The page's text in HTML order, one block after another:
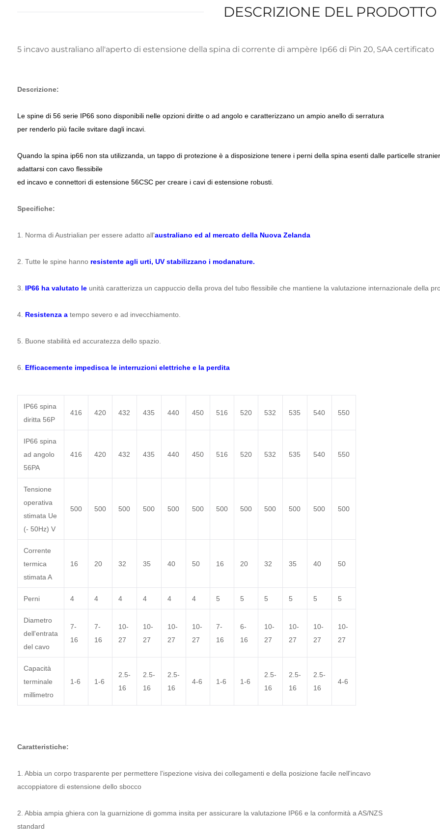
DESCRIZIONE DEL PRODOTTO
5 incavo australiano all'aperto di estensione della spina di corrente di ampère Ip66 di Pin 20, SAA certificato
Descrizione:
Le spine di 56 serie IP66 sono disponibili nelle opzioni diritte o ad angolo e caratterizzano un ampio anello di serratura
per renderlo più facile svitare dagli incavi.
Quando la spina ip66 non sta utilizzanda, un tappo di protezione è a disposizione tenere i perni della spina esenti dalle particelle
adattarsi con cavo flessibile
ed incavo e connettori di estensione 56CSC per creare i cavi di estensione robusti.
Specifiche:
1. Norma di Austrialian per essere adatto all'australiano ed al mercato della Nuova Zelanda
2. Tutte le spine hanno resistente agli urti, UV stabilizzano i modanature.
3. IP66 ha valutato le unità caratterizza un cappuccio della prova del tubo flessibile che mantiene la valutazione internazionale della
4. Resistenza a tempo severo e ad invecchiamento.
5. Buone stabilità ed accuratezza dello spazio.
6. Efficacemente impedisca le interruzioni elettriche e la perdita
IP66 spina
diritta 56P
416 420 432 435 440 450 516 520 532 535 540 550
IP66 spina
ad angolo
56PA
416 420 432 435 440 450 516 520 532 535 540 550
Tensione
operativa
stimata Ue
(- 50Hz) V
500 500 500 500 500 500 500 500 500 500 500 500
Corrente
termica
stimata A
16 20 32 35 40 50 16 20 32 35 40 50
Perni 4 4 4 4 4 4 5 5 5 5 5 5
Diametro
dell'entrata
del cavo
7-
16
7-
16
10-
27
10-
27
10-
27
10-
27
7-
16
6-
16
10-
27
10-
27
10-
27
10-
27
Capacità
terminale
millimetro
1-6 1-6
2.5-
16
2.5-
16
2.5-
16
4-6 1-6 1-6
2.5-
16
2.5-
16
2.5-
16
4-6
Caratteristiche:
1. Abbia un corpo trasparente per permettere l'ispezione visiva dei collegamenti e della posizione facile nell'incavo
accoppiatore di estensione dello sbocco
2. Abbia ampia ghiera con la guarnizione di gomma insita per assicurare la valutazione IP66 e la conformità a AS/NZS
standard